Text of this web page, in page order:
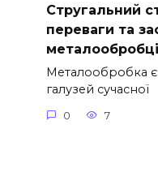
Стругальний
переваги та
металообробці
Металообробка
галузей сучасної
0 7